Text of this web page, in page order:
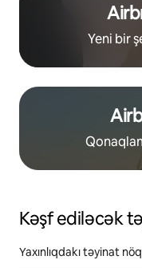
Yeni bir
Kəşf ediləcək
Yaxınlıqdakı təyinat